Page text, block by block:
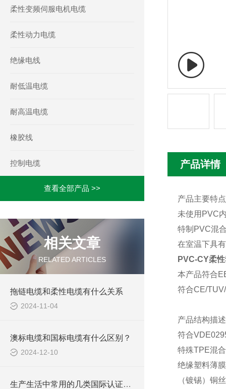
柔性变频伺服电机电缆
柔性动力电缆
绝缘电线
耐低温电缆
耐高温电缆
橡胶线
控制电缆
查看全部产品 >>
相关文章
RELATED ARTICLES
拖链电缆和柔性电缆有什么关系
2024-11-04
澳标电缆和国标电缆有什么区别？
2024-12-10
生产生活中常用的几类国际认证电线电缆绝缘材料
产品详情
产品主要特点
未使用 PVC
特制 PVC混
在室温下具有
PVC-CY柔
本产品符合
符合CE/
产品结构描
符合
特殊TPE混
绝缘塑料薄
（镀锡）铜